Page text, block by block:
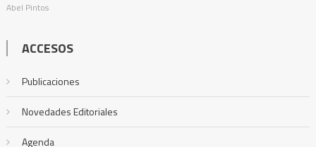
Abel Pintos
ACCESOS
Publicaciones
Novedades Editoriales
Agenda